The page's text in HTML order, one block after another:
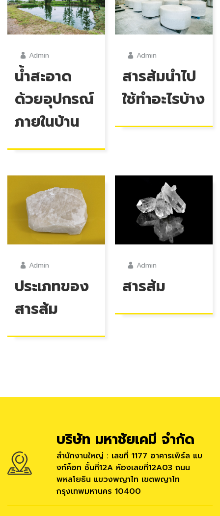
Admin
น้ำสะอาด
ด้วยอุปกรณ์
ภายในบ้าน
Admin
สารส้มนำไป
ใช้ทำอะไรบ้าง
Admin
ประเภทของ
สารส้ม
Admin
สารส้ม
บริษัท มหาชัยเคมี จำกัด
สำนักงานใหญ่ : เลขที่ 1177 อาคารเพิร์ล แบ
งก์ค็อก ชั้นที่12A ห้องเลขที่12A03 ถนน
พหลโยธิน แขวงพญาไท เขตพญาไท
กรุงเทพมหานคร 10400